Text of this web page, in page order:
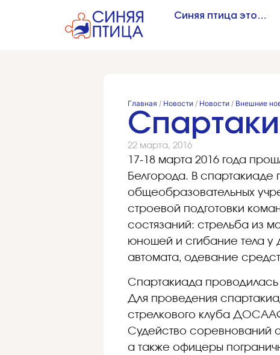
Синяя птица это…
Главная / Новости / Новости / Внешние
22 марта, 2016
17-18 марта 2016 года
Белгорода. В спартакиаде
общеобразовательных
строевой подготовки
состязаний: стрельба из
юношей и сгибание тела у
автомата, одевание
Спартакиада проводилась
Для проведения
стрелкового клуба
Судейство соревнований
а также офицеры